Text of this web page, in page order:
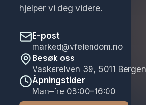
hjelper vi deg videre.
E-post
marked@vfeiendom.no
Besøk oss
Vaskerelven 39, 5011 Bergen
Åpningstider
Man–fre 08:00–16:00